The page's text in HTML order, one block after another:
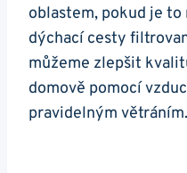
oblastem, pokud je to
dýchací⁣ cesty
můžeme‌ zlepšit
domově pomocí
pravidelným větráním.